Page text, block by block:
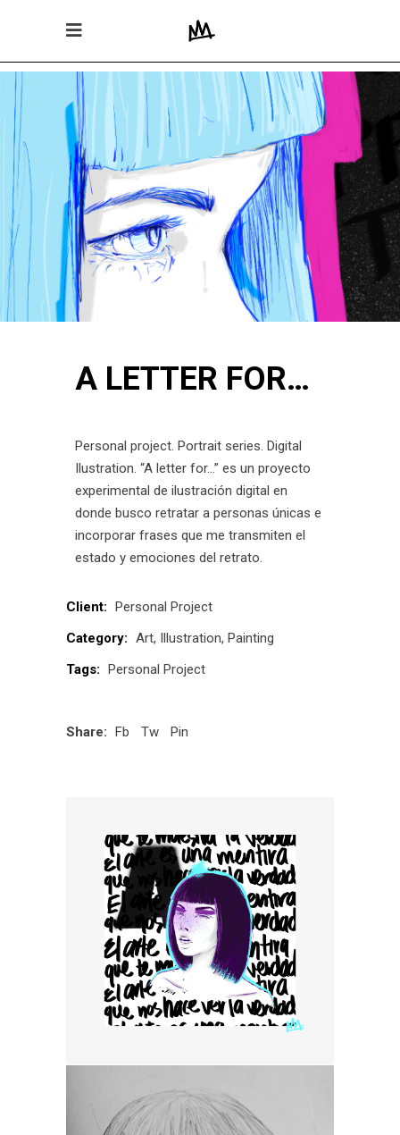
A LETTER FOR…
Personal project. Portrait series. Digital
Ilustration. “A letter for…” es un proyecto
experimental de ilustración digital en
donde busco retratar a personas únicas e
incorporar frases que me transmiten el
estado y emociones del retrato.
Client: Personal Project
Category: Art Illustration Painting
Tags: Personal Project
Share: Fb Tw Pin